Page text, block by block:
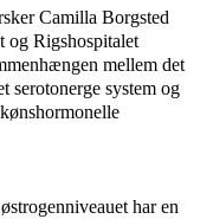
Camilla Borgsted
og Rigshospitalet
mellem det
serotonerge system og
har en